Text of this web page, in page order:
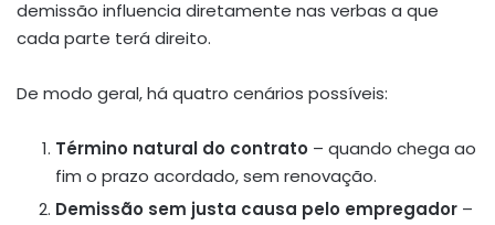
demissão influencia diretamente nas verbas a que
cada parte terá direito.
De modo geral, há quatro cenários possíveis:
Término natural do contrato – quando chega ao
fim o prazo acordado, sem renovação.
Demissão sem justa causa pelo empregador –